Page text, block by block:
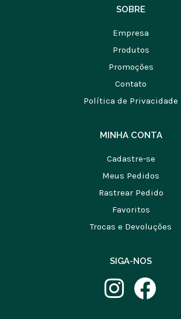
SOBRE
Empresa
Produtos
Promoções
Contato
Política de Privacidade
MINHA CONTA
Cadastre-se
Meus Pedidos
Rastrear Pedido
Favoritos
Trocas e Devoluções
SIGA-NOS